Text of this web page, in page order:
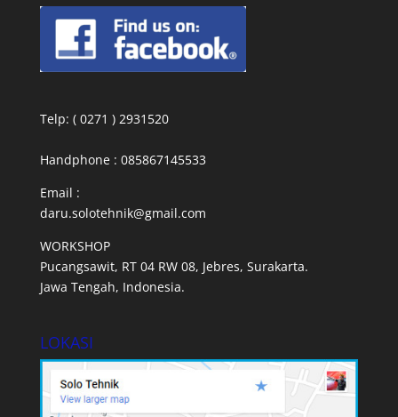
Telp: ( 0271 ) 2931520
Handphone : 085867145533
Email :
daru.solotehnik@gmail.com
WORKSHOP
Pucangsawit, RT 04 RW 08, Jebres, Surakarta.
Jawa Tengah, Indonesia.
LOKASI